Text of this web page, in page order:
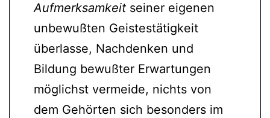
Aufmerksamkeit seiner eigenen
unbewußten Geistestätigkeit
überlasse, Nachdenken und
Bildung bewußter Erwartungen
möglichst vermeide, nichts von
dem Gehörten sich besonders im